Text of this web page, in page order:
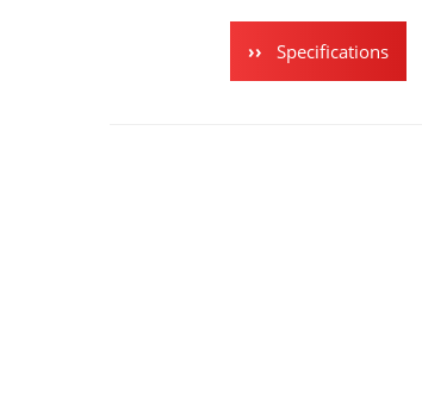
Specifications